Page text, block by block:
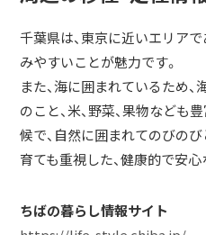
千葉県は、東京に近いエリア
みやすいことが魅力です。
また、海に囲まれているため
のこと、米、野菜、果物なども
候で、自然に囲まれてのびの
育ても重視した、健康的で安
ちばの暮らし情報サイト